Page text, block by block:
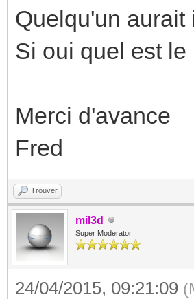
Quelqu'un aurait
Si oui quel est
Merci d'avance
Fred
Trouver
mil3d
Super Moderator
24/04/2015, 09:21:09